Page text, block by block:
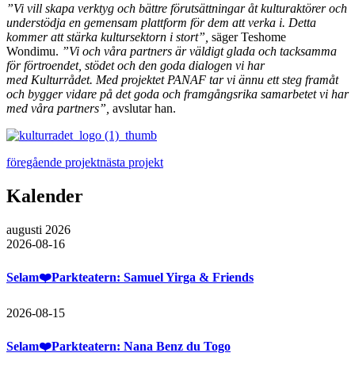
”Vi vill skapa verktyg och bättre förutsättningar åt kulturaktörer och
understödja en gemensam plattform för dem att verka i. Detta
kommer att stärka kultursektorn i stort”, säger Teshome
Wondimu. ”Vi och våra partners är väldigt glada och tacksamma
för förtroendet, stödet och den goda dialogen vi har
med Kulturrådet. Med projektet PANAF tar vi ännu ett steg framåt
och bygger vidare på det goda och framgångsrika samarbetet vi har
med våra partners”, avslutar han.
föregående projektnästa projekt
Kalender
augusti 2026
2026-08-16
Selam❤️Parkteatern: Samuel Yirga & Friends
2026-08-15
Selam❤️Parkteatern: Nana Benz du Togo